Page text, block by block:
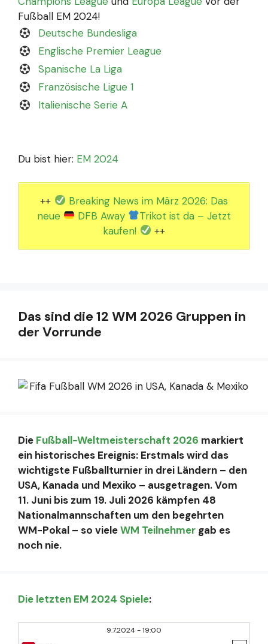
Fußball EM 2024!
Deutsche Bundesliga
Englische Premier League
Spanische La Liga
Französische Ligue 1
Italienische Serie A
Du bist hier: EM 2024
++
Breaking News im März 2026: Das
neue
DFB Away
Trikot ist da – Jetzt
kaufen!
++
Das sind die 12 WM 2026 Gruppen in
der Vorrunde
Die Fußball-Weltmeisterschaft 2026 markiert
ein historisches Ereignis: Erstmals wird das
wichtigste Fußballturnier in drei Ländern – den
USA, Kanada und Mexiko – ausgetragen. Vom
11. Juni bis zum 19. Juli 2026 kämpfen 48
Nationalmannschaften um den begehrten
WM-Pokal – so vieleWM Teilnehmer gab es
noch nie.
Die letzten EM 2024 Spiele:
9.7.2024-19:00